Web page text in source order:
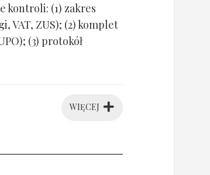
kontroli: (1) zakres
VAT, ZUS); (2) komplet
(3) protokół
WIĘCEJ